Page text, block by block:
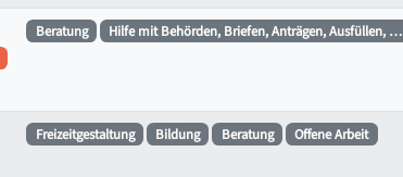
Beratung Hilfe mit Behörden, Briefen, Anträgen, Ausfüllen, …
Freizeitgestaltung Bildung Beratung Offene Arbeit